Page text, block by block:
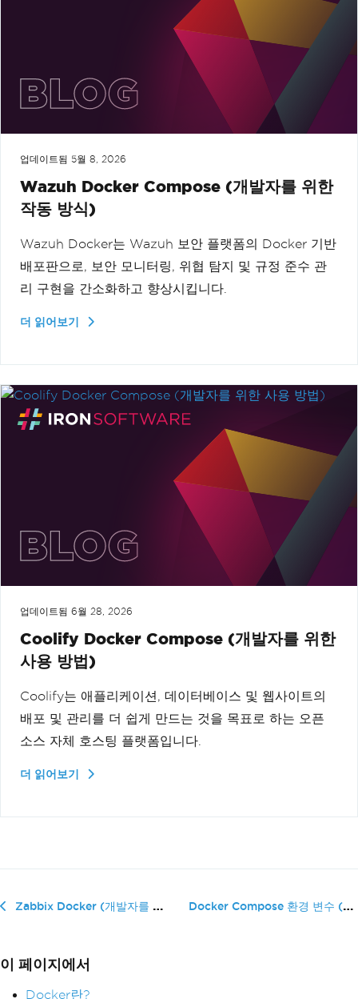
업데이트됨 5월 8, 2026
Wazuh Docker Compose (개발자를 위한
작동 방식)
Wazuh Docker는 Wazuh 보안 플랫폼의 Docker 기반
배포판으로, 보안 모니터링, 위협 탐지 및 규정 준수 관
리 구현을 간소화하고 향상시킵니다.
더 읽어보기
업데이트됨 6월 28, 2026
Coolify Docker Compose (개발자를 위한
사용 방법)
Coolify는 애플리케이션, 데이터베이스 및 웹사이트의
배포 및 관리를 더 쉽게 만드는 것을 목표로 하는 오픈
소스 자체 호스팅 플랫폼입니다.
더 읽어보기
Zabbix Docker (개발자를 위한 작동 방식) Docker Compose 환경 변수 (개�...
이 페이지에서
Docker란?